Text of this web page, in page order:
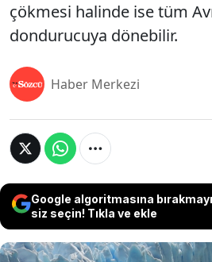
çökmesi halinde ise tüm
dondurucuya dönebilir.
Haber Merkezi
Google algoritmasına
siz seçin! Tıkla ve ekle